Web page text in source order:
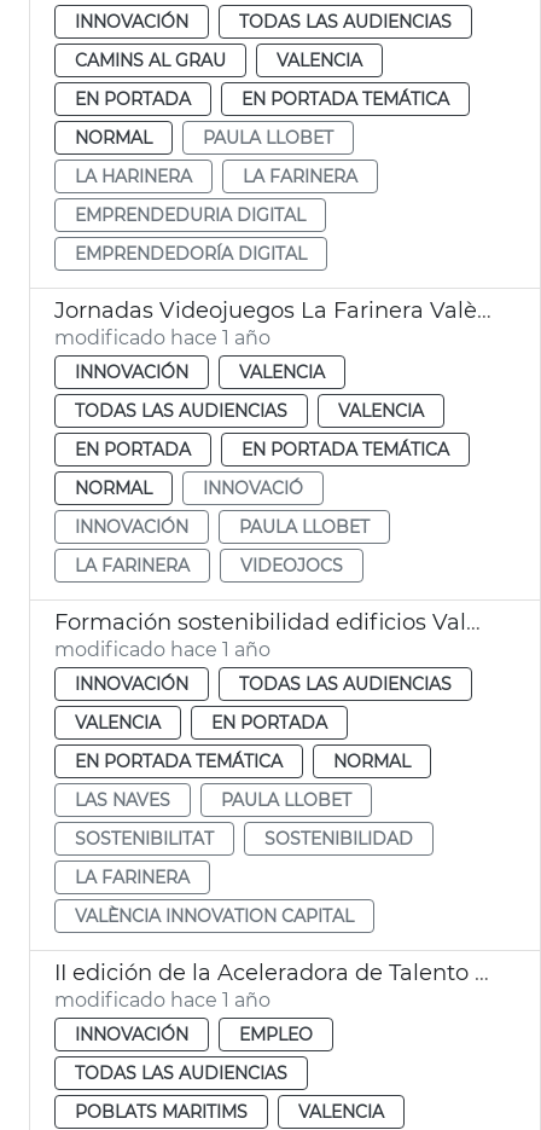
INNOVACIÓN
TODAS LAS AUDIENCIAS
CAMINS AL GRAU
VALENCIA
EN PORTADA
EN PORTADA TEMÁTICA
NORMAL
PAULA LLOBET
LA HARINERA
LA FARINERA
EMPRENDEDURIA DIGITAL
EMPRENDEDORÍA DIGITAL
Jornadas Videojuegos La Farinera València
modificado hace 1 año
INNOVACIÓN
VALENCIA
TODAS LAS AUDIENCIAS
VALENCIA
EN PORTADA
EN PORTADA TEMÁTICA
NORMAL
INNOVACIÓ
INNOVACIÓN
PAULA LLOBET
LA FARINERA
VIDEOJOCS
Formación sostenibilidad edificios València
modificado hace 1 año
INNOVACIÓN
TODAS LAS AUDIENCIAS
VALENCIA
EN PORTADA
EN PORTADA TEMÁTICA
NORMAL
LAS NAVES
PAULA LLOBET
SOSTENIBILITAT
SOSTENIBILIDAD
LA FARINERA
VALÈNCIA INNOVATION CAPITAL
II edición de la Aceleradora de Talento Digital para Mujeres
modificado hace 1 año
INNOVACIÓN
EMPLEO
TODAS LAS AUDIENCIAS
POBLATS MARITIMS
VALENCIA